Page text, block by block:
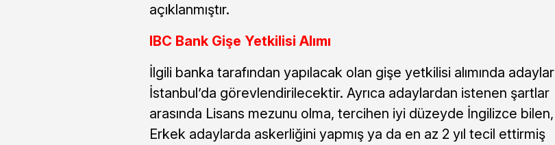
açıklanmıştır.
IBC Bank Gişe Yetkilisi Alımı
İlgili banka tarafından yapılacak olan gişe yetkilisi alımında adaylar
İstanbul’da görevlendirilecektir. Ayrıca adaylardan istenen şartlar
arasında Lisans mezunu olma, tercihen iyi düzeyde İngilizce bilen,
Erkek adaylarda askerliğini yapmış ya da en az 2 yıl tecil ettirmiş